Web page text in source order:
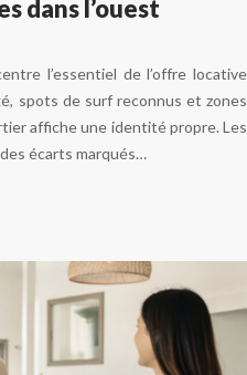
dans l’ouest
l’essentiel de l’offre locative
spots de surf reconnus et zones
affiche une identité propre. Les
écarts marqués…